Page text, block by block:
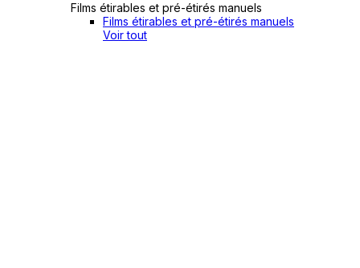
Films étirables et pré-étirés manuels
Films étirables et pré-étirés manuels
Voir tout